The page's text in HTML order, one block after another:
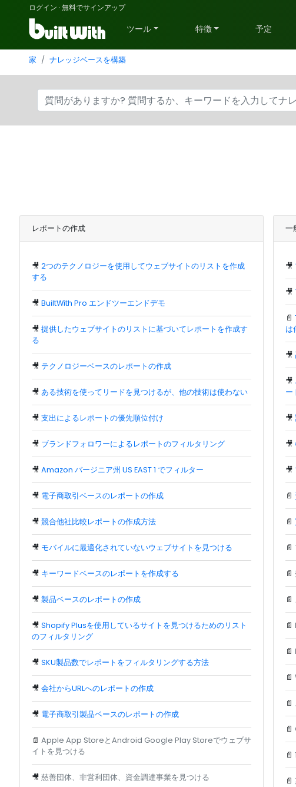
ログイン ·無料でサインアップ
ツール 特徴 予定
家 ナレッジベースを構築
レポートの作成
🎥 2つのテクノロジーを使用してウェブサイトのリストを作成
する
🎥 BuiltWith Pro エンドツーエンドデモ
🎥 提供したウェブサイトのリストに基づいてレポートを作成す
る
🎥 テクノロジーベースのレポートの作成
🎥 ある技術を使ってリードを見つけるが、他の技術は使わない
🎥 支出によるレポートの優先順位付け
🎥 ブランドフォロワーによるレポートのフィルタリング
🎥 Amazon バージニア州 US EAST 1 でフィルター
🎥 電子商取引ベースのレポートの作成
🎥 競合他社比較レポートの作成方法
🎥 モバイルに最適化されていないウェブサイトを見つける
🎥 キーワードベースのレポートを作成する
🎥 製品ベースのレポートの作成
🎥 Shopify Plusを使用しているサイトを見つけるためのリスト
のフィルタリング
🎥 SKU製品数でレポートをフィルタリングする方法
🎥 会社からURLへのレポートの作成
🎥 電子商取引製品ベースのレポートの作成
📄 Apple App StoreとAndroid Google Play Storeでウェブサ
イトを見つける
🎥 慈善団体、非営利団体、資金調達事業を見つける
一
🎥
🎥
📄
は
🎥
🎥
ー
🎥
🎥
🎥
📄
📄
📄
📄
📄
📄
📄
📄
📄
📄
📄
📄